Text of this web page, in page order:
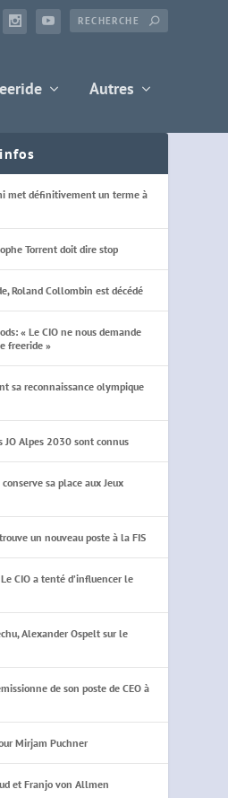
Autres
met définitivement un terme à
Torrent doit dire stop
Roland Collombin est décédé
« Le CIO ne nous demande
freeride »
sa reconnaissance olympique
JO Alpes 2030 sont connus
sa place aux Jeux
un nouveau poste à la FIS
CIO a tenté d’influencer le
Alexander Ospelt sur le
de son poste de CEO à
Mirjam Puchner
et Franjo von Allmen